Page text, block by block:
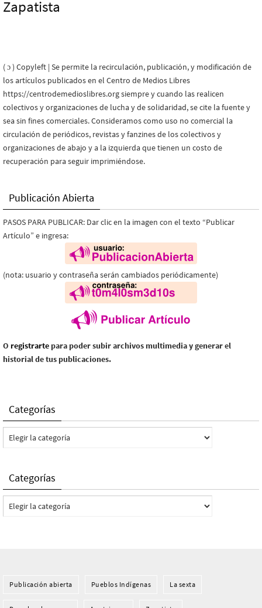
Zapatista
( ɔ ) Copyleft | Se permite la recirculación, publicación, y modificación de
los artículos publicados en el Centro de Medios Libres
https://centrodemedioslibres.org siempre y cuando las realicen
colectivos y organizaciones de lucha y de solidaridad, se cite la fuente y
sea sin fines comerciales. Consideramos como uso no comercial la
circulación de periódicos, revistas y fanzines de los colectivos y
organizaciones de abajo y a la izquierda que tienen un costo de
recuperación para seguir imprimiéndose.
Publicación Abierta
PASOS PARA PUBLICAR: Dar clic en la imagen con el texto “Publicar
Artículo” e ingresa:
(nota: usuario y contraseña serán cambiados periódicamente)
O registrarte para poder subir archivos multimedia y generar el
historial de tus publicaciones.
Categorías
Categorías
Categorías
Categorías
Publicación abierta Pueblos Indí­genas La sexta